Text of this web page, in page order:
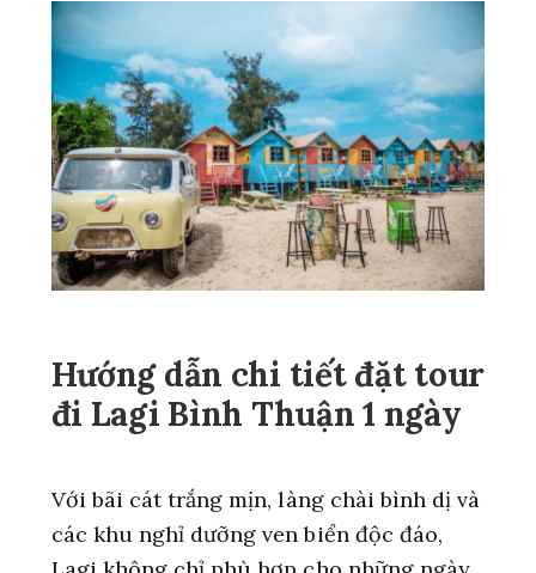
Hướng dẫn chi tiết đặt tour
đi Lagi Bình Thuận 1 ngày
Với bãi cát trắng mịn, làng chài bình dị và
các khu nghỉ dưỡng ven biển độc đáo,